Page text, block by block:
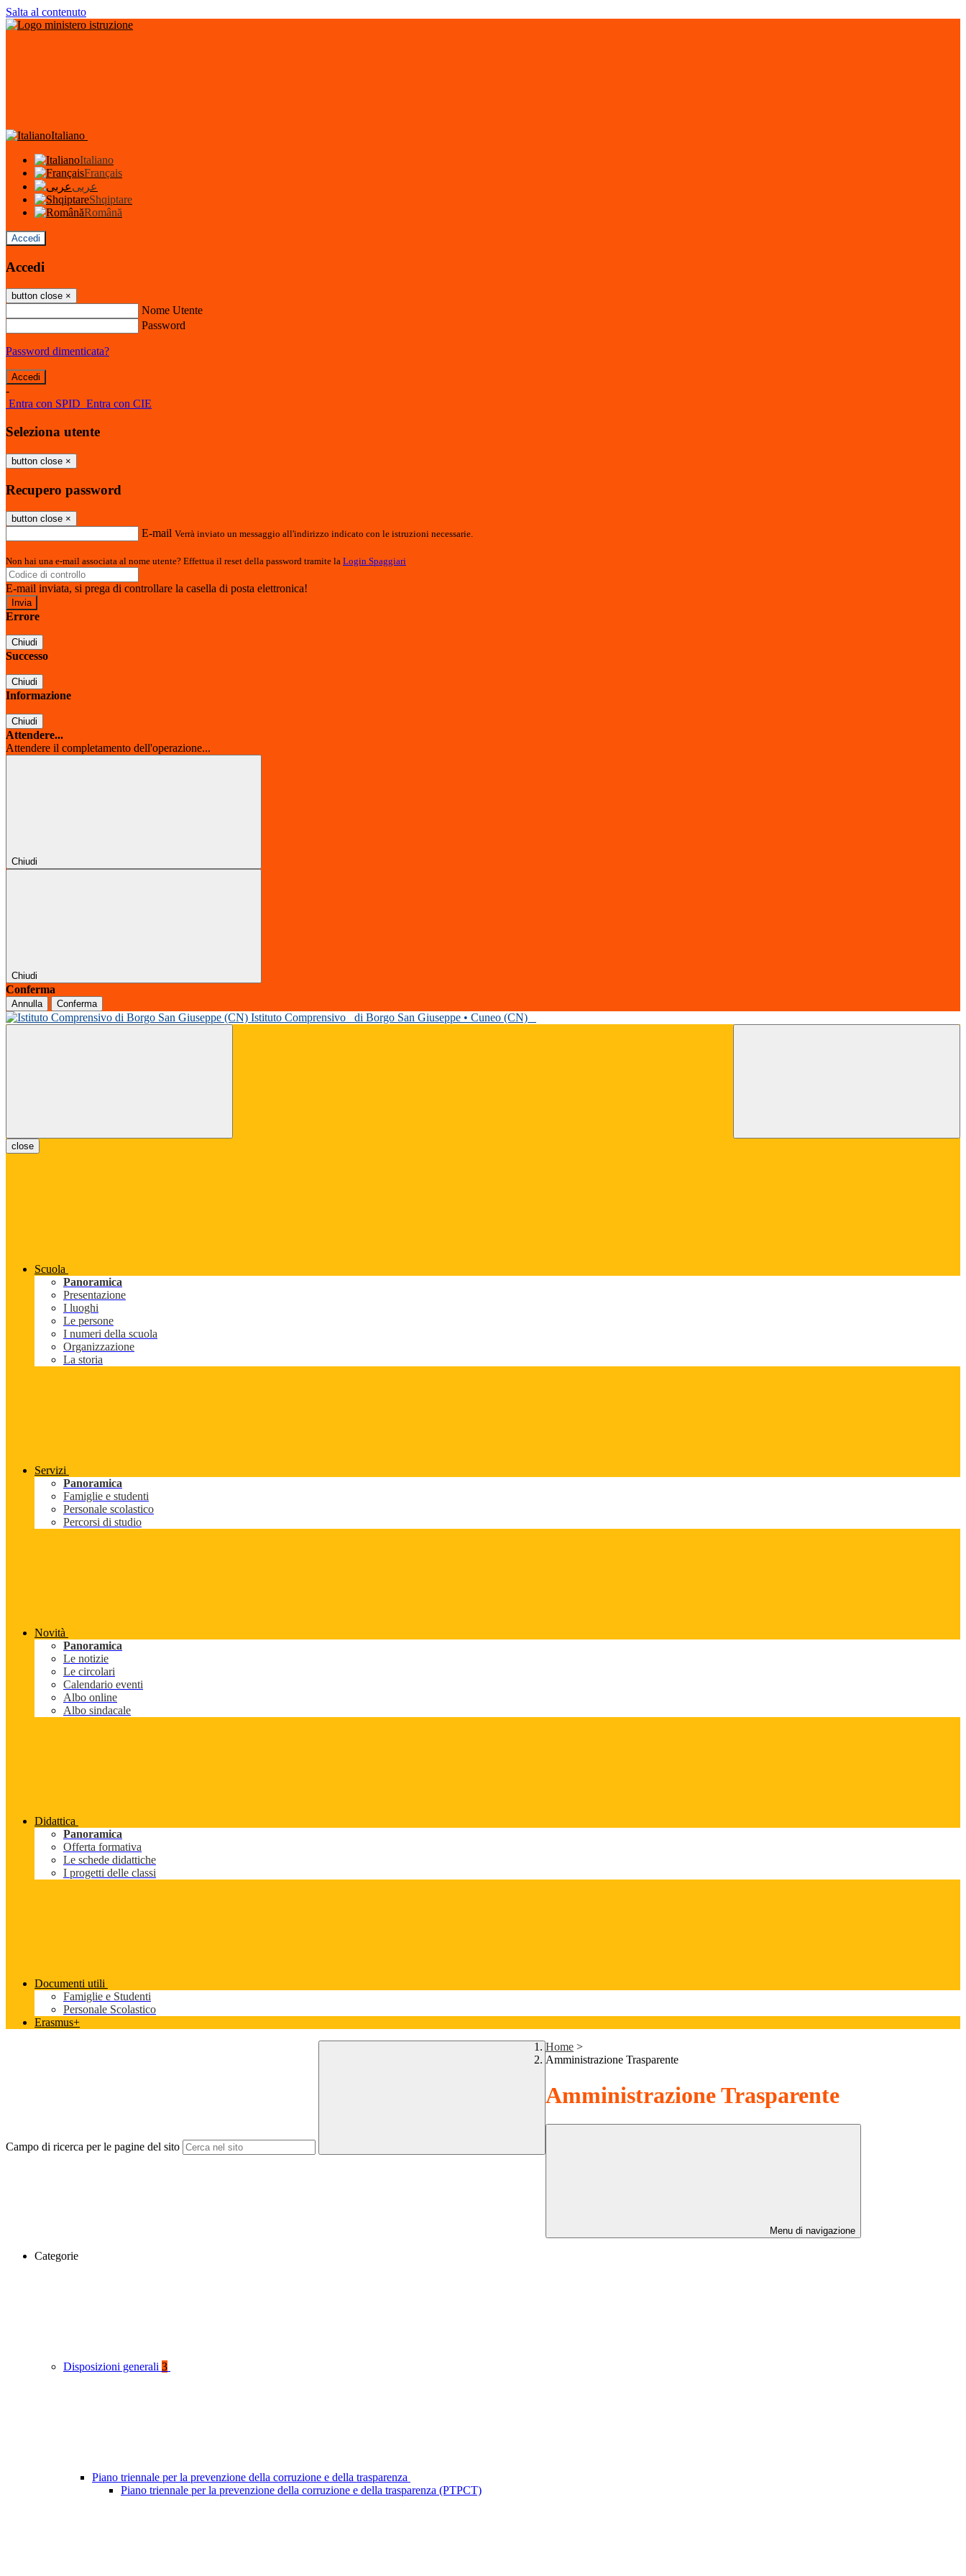
Salta al contenuto
Italiano
Italiano
Français
عربى
Shqiptare
Română
Accedi
Accedi
button close ×
Nome Utente
Password
Password dimenticata?
-
Entra con SPID Entra con CIE
Seleziona utente
button close ×
Recupero password
button close ×
E-mail Verrà inviato un messaggio all'indirizzo indicato con le istruzioni necessarie.
Non hai una e-mail associata al nome utente? Effettua il reset della password tramite la Login Spaggiari
E-mail inviata, si prega di controllare la casella di posta elettronica!
Errore
Chiudi
Successo
Chiudi
Informazione
Chiudi
Attendere...
Attendere il completamento dell'operazione...
Chiudi
Chiudi
Conferma
Annulla Conferma
Istituto Comprensivo di Borgo San Giuseppe • Cuneo (CN)
close
Scuola
Panoramica
Presentazione
I luoghi
Le persone
I numeri della scuola
Organizzazione
La storia
Servizi
Panoramica
Famiglie e studenti
Personale scolastico
Percorsi di studio
Novità
Panoramica
Le notizie
Le circolari
Calendario eventi
Albo online
Albo sindacale
Didattica
Panoramica
Offerta formativa
Le schede didattiche
I progetti delle classi
Documenti utili
Famiglie e Studenti
Personale Scolastico
Erasmus+
Campo di ricerca per le pagine del sito
Home >
Amministrazione Trasparente
Amministrazione Trasparente
Menu di navigazione
Categorie
Disposizioni generali 3
Piano triennale per la prevenzione della corruzione e della trasparenza
Piano triennale per la prevenzione della corruzione e della trasparenza (PTPCT)